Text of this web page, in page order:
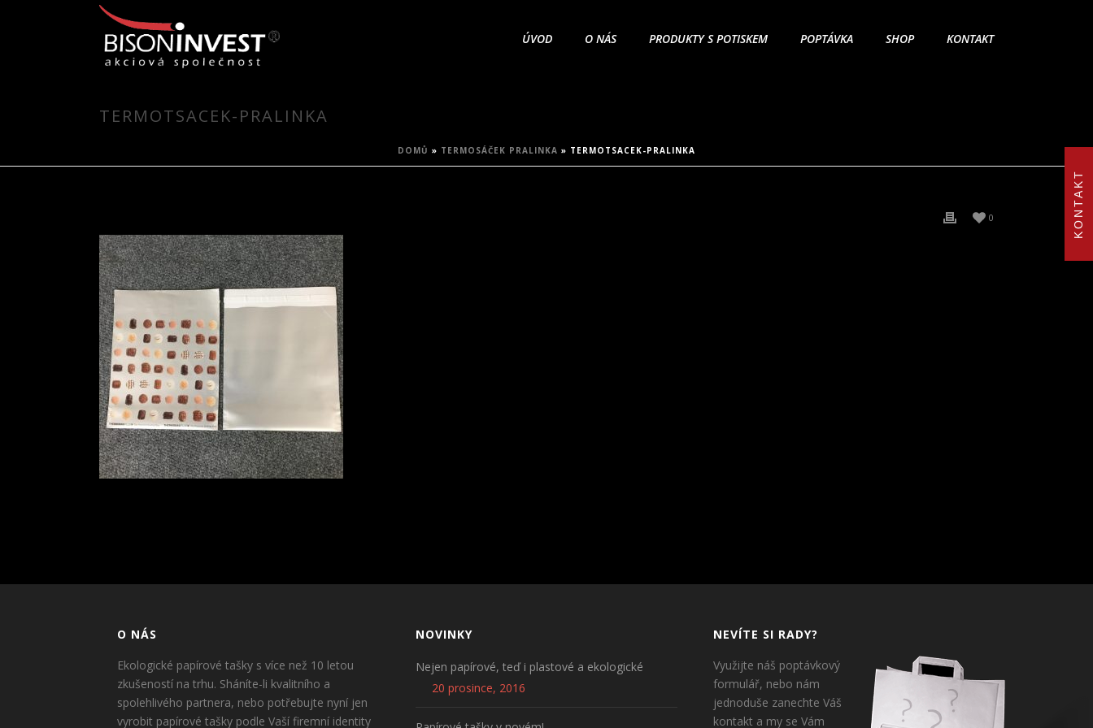
KONTAKT
ÚVOD O NÁS PRODUKTY S POTISKEM POPTÁVKA SHOP KONTAKT
TERMOTSACEK-PRALINKA
DOMŮ » TERMOSÁČEK PRALINKA » TERMOTSACEK-PRALINKA
0
O NÁS
Ekologické papírové tašky s více než 10 letou
zkušeností na trhu. Sháníte-li kvalitního a
spolehlivého partnera, nebo potřebujte nyní jen
vyrobit papírové tašky podle Vaší firemní identity
NOVINKY
Nejen papírové, teď i plastové a ekologické
20 prosince, 2016
NEVÍTE SI RADY?
Využijte náš poptávkový
formulář, nebo nám
jednoduše zanechte Váš
kontakt a my se Vám